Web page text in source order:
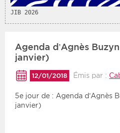
JIB 2026
Agenda d’Agnès
janvier)
12/01/2018 Émis par :
5e jour de : Agenda d’Agnès
janvier)